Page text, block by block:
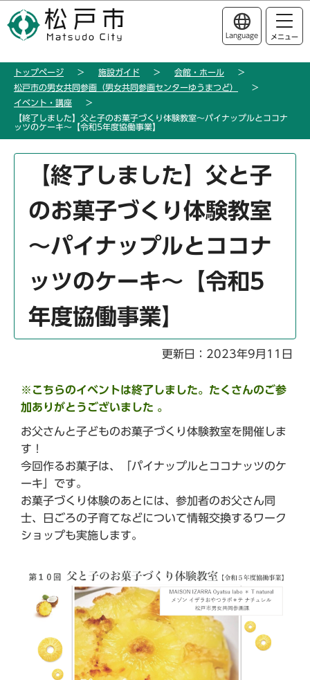
の
ー
このページの本文へ移動
Language メニュー
トップページ 施設ガイド
会館・ホール
松戸市の男女共同参画（男女共同参画センターゆうまつど）
イベント・講座
【終了しました】父と子のお菓子づくり体験教室～パイナップルとココナ
ッツのケーキ～【令和5年度協働事業】
【終了しました】父と子
のお菓子づくり体験教室
～パイナップルとココナ
ッツのケーキ～【令和5
年度協働事業】
更新日：2023年9月11日
※こちらのイベントは終了しました。たくさんのご参
加ありがとうございました 。
お父さんと子どものお菓子づくり体験教室を開催しま
す！
今回作るお菓子は、「パイナップルとココナッツのケ
ーキ」です。
お菓子づくり体験のあとには、参加者のお父さん同
士、日ごろの子育てなどについて情報交換するワーク
ショップも実施します。